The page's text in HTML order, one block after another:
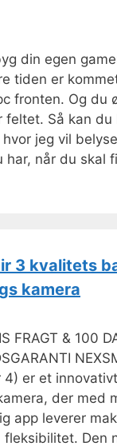
din egen
tiden er
fronten. Og du
feltet. Så kan
jeg vil
har, når du skal
3 kvalitets
kamera
FRAGT & 100
4) er et
der med
app leverer
fleksibilitet. Den